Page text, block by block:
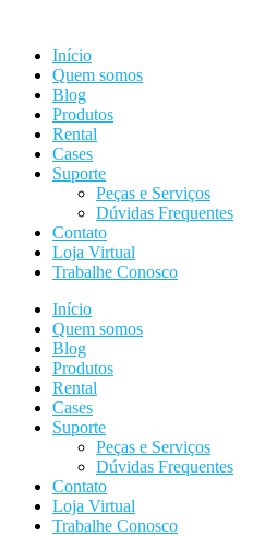
conteúdo
Início
Quem somos
Blog
Produtos
Rental
Cases
Suporte
Peças e Serviços
Dúvidas Frequentes
Contato
Loja Virtual
Trabalhe Conosco
Início
Quem somos
Blog
Produtos
Rental
Cases
Suporte
Peças e Serviços
Dúvidas Frequentes
Contato
Loja Virtual
Trabalhe Conosco